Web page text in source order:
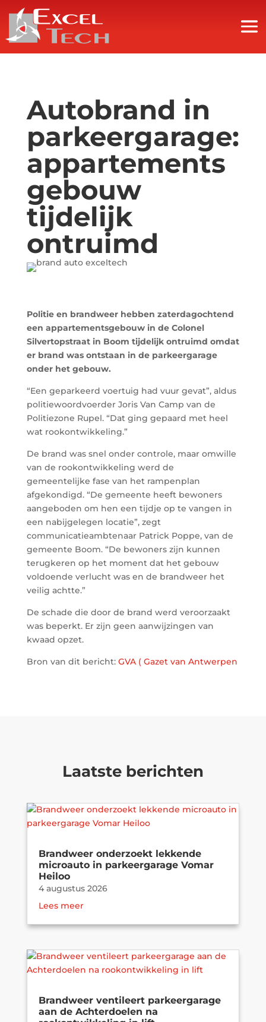
Autobrand in
parkeergarage:
appartements
gebouw
tijdelijk
ontruimd
Politie en brandweer hebben zaterdagochtend
een appartementsgebouw in de Colonel
Silvertopstraat in Boom tijdelijk ontruimd omdat
er brand was ontstaan in de parkeergarage
onder het gebouw.
“Een geparkeerd voertuig had vuur gevat”, aldus
politiewoordvoerder Joris Van Camp van de
Politiezone Rupel. “Dat ging gepaard met heel
wat rookontwikkeling.”
De brand was snel onder controle, maar omwille
van de rookontwikkeling werd de
gemeentelijke fase van het rampenplan
afgekondigd. “De gemeente heeft bewoners
aangeboden om hen een tijdje op te vangen in
een nabijgelegen locatie”, zegt
communicatieambtenaar Patrick Poppe, van de
gemeente Boom. “De bewoners zijn kunnen
terugkeren op het moment dat het gebouw
voldoende verlucht was en de brandweer het
veilig achtte.”
De schade die door de brand werd veroorzaakt
was beperkt. Er zijn geen aanwijzingen van
kwaad opzet.
Bron van dit bericht: GVA ( Gazet van Antwerpen
Laatste berichten
Brandweer onderzoekt lekkende
microauto in parkeergarage Vomar
Heiloo
4 augustus 2026
Lees meer
Brandweer ventileert parkeergarage
aan de Achterdoelen na